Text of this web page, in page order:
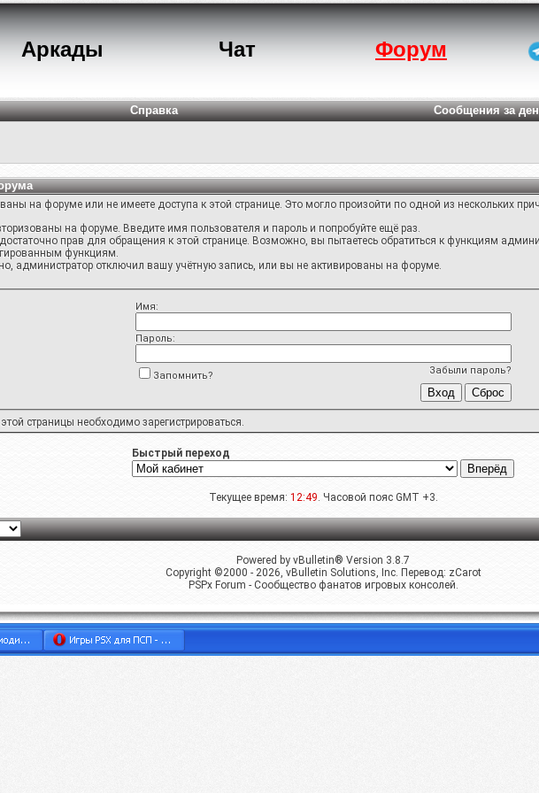
Аркады Чат Форум
Справка Сообщения за
на форуме или не имеете доступа к этой странице. Это могло произойти по одной из нескольких
на форуме. Введите имя пользователя и пароль и попробуйте ещё раз.
прав для обращения к этой странице. Возможно, вы пытаетесь обратиться к функциям
функциям.
администратор отключил вашу учётную запись, или вы не активированы на форуме.
Имя:
Пароль:
Забыли пароль?
Запомнить?
страницы необходимо зарегистрироваться.
Быстрый переход
Текущее время: 12:49. Часовой пояс GMT +3.
Powered by vBulletin® Version 3.8.7
Copyright ©2000 - 2026, vBulletin Solutions, Inc. Перевод: zCarot
PSPx Forum - Сообщество фанатов игровых консолей.